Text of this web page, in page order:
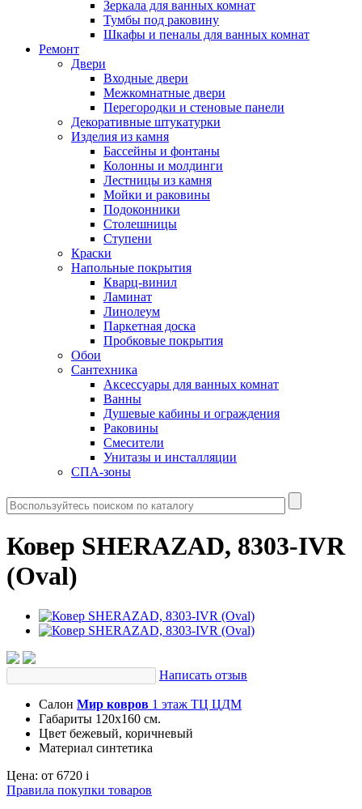
Зеркала для ванных комнат
Тумбы под раковину
Шкафы и пеналы для ванных комнат
Ремонт
Двери
Входные двери
Межкомнатные двери
Перегородки и стеновые панели
Декоративные штукатурки
Изделия из камня
Бассейны и фонтаны
Колонны и молдинги
Лестницы из камня
Мойки и раковины
Подоконники
Столешницы
Ступени
Краски
Напольные покрытия
Кварц-винил
Ламинат
Линолеум
Паркетная доска
Пробковые покрытия
Обои
Сантехника
Аксессуары для ванных комнат
Ванны
Душевые кабины и ограждения
Раковины
Смесители
Унитазы и инсталляции
СПА-зоны
Ковер SHERAZAD, 8303-IVR
(Oval)
Написать отзыв
Салон Мир ковров 1 этаж ТЦ ЦДМ
Габариты 120х160 см.
Цвет бежевый, коричневый
Материал синтетика
Цена: от 6720 i
Правила покупки товаров